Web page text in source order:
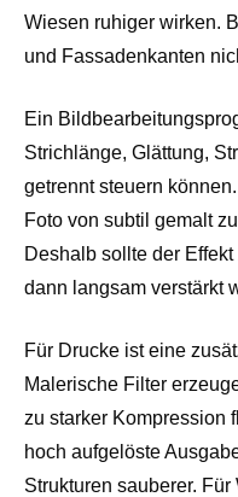
Wiesen ruhiger wirken.
und Fassadenkanten
Ein
Strichlänge, Glättung,
getrennt steuern
Foto von subtil gemalt
Deshalb sollte der
dann langsam verstärkt
Für Drucke ist eine
Malerische Filter
zu starker Kompression
hoch aufgelöste
Strukturen sauberer.